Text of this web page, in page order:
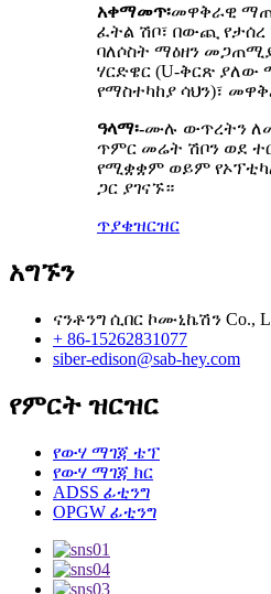
አቀማመጥ፡መዋቅራዊ
ፈትል ሽቦ፣ በውጪ የታሰረ
ባለሶስት ማዕዘን መጋጠሚያ
ሃርድዌር (U-ቅርጽ ያለው
የማስተካከያ ሳህን)፣
ዓላማ፡-ሙሉ ውጥረትን
ጥምር መሬት ሽቦን ወደ
የሚቋቋም ወይም
ጋር ያገናኙ።
ጥያቄዝርዝር
አግኙን
ናንቶንግ ሲበር ኮሙኒኬሽን Co.,
+ 86-15262831077
siber-edison@sab-hey.com
የምርት ዝርዝር
የውሃ ማገጃ ቴፕ
የውሃ ማገጃ ክር
ADSS ፊቲንግ
OPGW ፊቲንግ